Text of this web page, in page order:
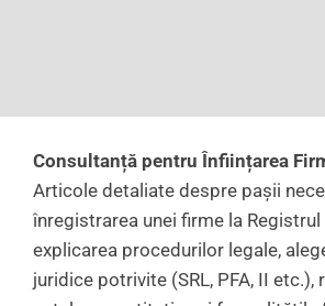
Consultanță pentru Înființarea
Articole detaliate despre pașii
înregistrarea unei firme la
explicarea procedurilor legale,
juridice potrivite (SRL, PFA, II etc.),